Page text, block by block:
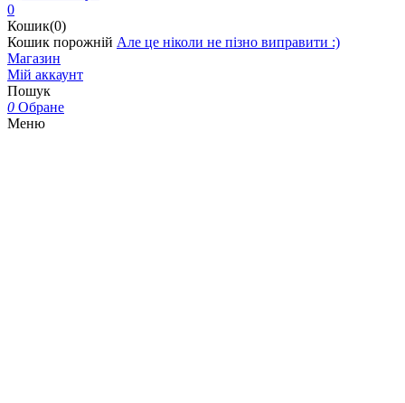
0
Кошик(0)
Кошик порожній Але це ніколи не пізно виправити :)
Магазин
Мій аккаунт
Пошук
0 Обране
Меню